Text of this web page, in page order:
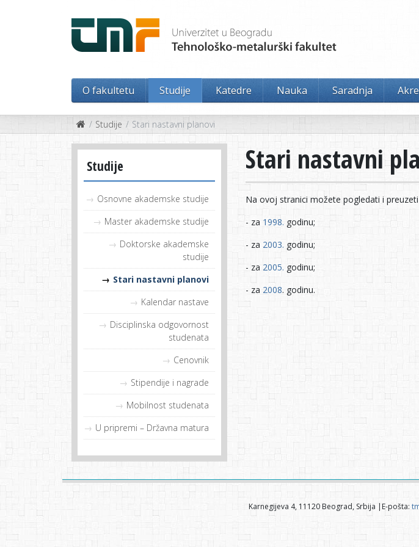
O fakultetu Studije Katedre Nauka Saradnja
Studije Stari nastavni planovi
Studije
Osnovne akademske studije
Master akademske studije
Doktorske akademske
studije
Stari nastavni planovi
Kalendar nastave
Disciplinska odgovornost
studenata
Cenovnik
Stipendije i nagrade
Mobilnost studenata
U pripremi – Državna matura
Stari nastavni
Na ovoj stranici možete pogledati i
- za 1998. godinu;
- za 2003. godinu;
- za 2005. godinu;
- za 2008. godinu.
Karnegijeva 4, 11120 Beograd, Srbija |E-pošta: